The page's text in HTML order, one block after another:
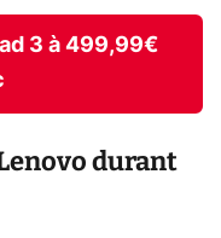
3 à 499,99€
durant